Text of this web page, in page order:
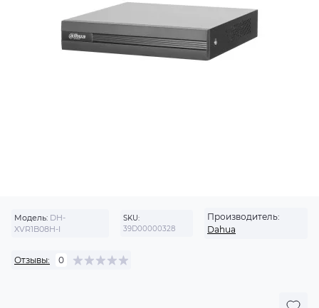
Модель: DH-
XVR1B08H-I
SKU:
39D00000328
Производитель:
Dahua
Отзывы: 0